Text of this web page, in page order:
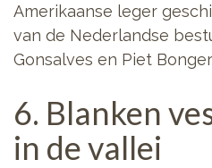
Amerikaanse leger
van de Nederlandse
Gonsalves en Piet
6. Blanken
in de vallei